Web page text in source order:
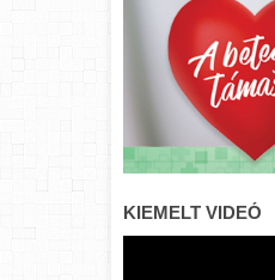
KIEMELT VIDEÓ